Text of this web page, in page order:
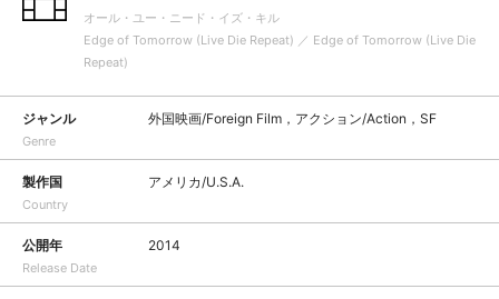
オール・ユー・ニード・イズ・キル
Edge of Tomorrow (Live Die Repeat) ／ Edge of Tomorrow (Live Die
Repeat)
ジャンル
Genre
外国映画/Foreign Film，アクション/Action，SF
製作国
Country
アメリカ/U.S.A.
公開年
Release Date
2014